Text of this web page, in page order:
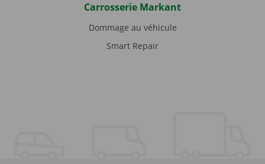
Carrosserie Markant
Dommage au véhicule
Smart Repair